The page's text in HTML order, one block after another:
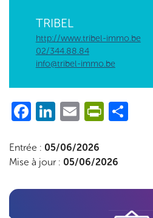
TRIBEL
http://www.tribel-immo.be
02/344.88.84
info@tribel-immo.be
Facebook
LinkedIn
Email
Entrée : 05/06/2026
Mise à jour : 05/06/2026